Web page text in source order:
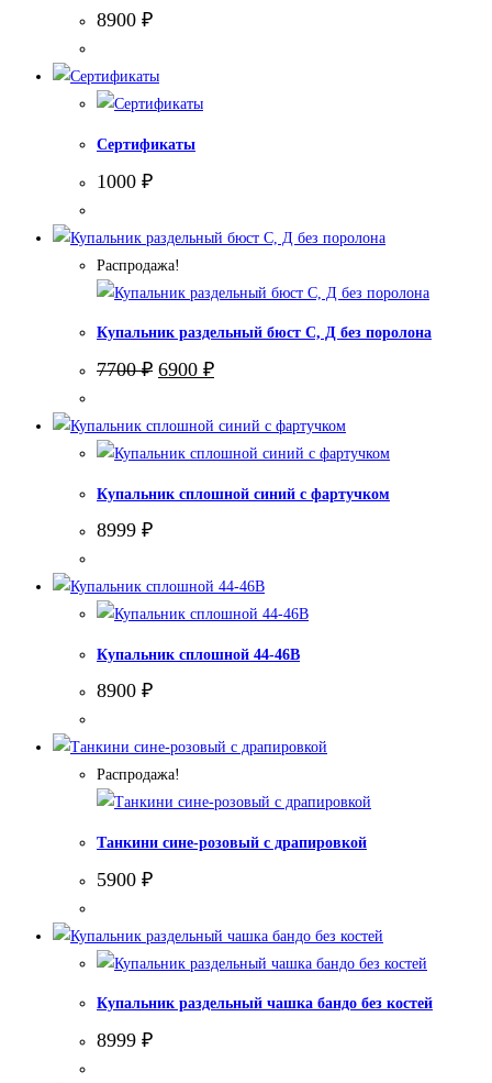
8900 ₽
Сертификаты
1000 ₽
Распродажа!
Купальник раздельный бюст С, Д без поролона
7700₽ Первоначальная
цена
7700 ₽.
6900 ₽Текущая
цена:
Купальник сплошной синий с фартучком
8999 ₽
Купальник сплошной 44-46В
8900 ₽
Распродажа!
Танкини сине-розовый с драпировкой
5900 ₽
Купальник раздельный чашка бандо без костей
8999 ₽